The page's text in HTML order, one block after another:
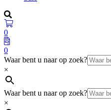
0
0
Waar bent u naar op zoek?
×
Waar bent u naar op zoek?
×